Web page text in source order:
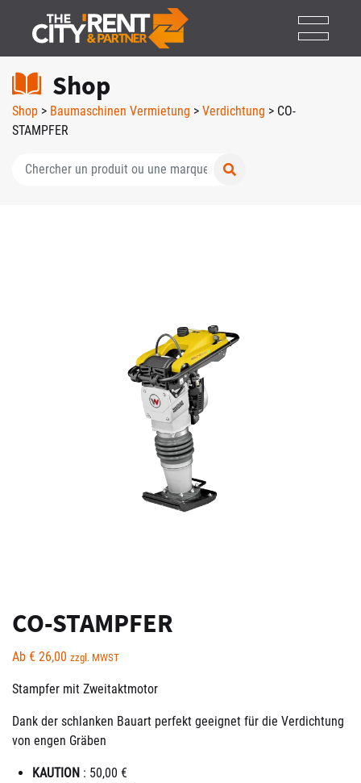
Shop
Shop > Baumaschinen Vermietung > Verdichtung > CO-
STAMPFER
CO-STAMPFER
Ab € 26,00 zzgl. MWST
Stampfer mit Zweitaktmotor
Dank der schlanken Bauart perfekt geeignet für die Verdichtung
von engen Gräben
KAUTION : 50,00 €